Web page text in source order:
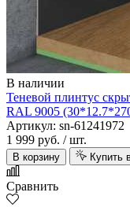
В наличии
Теневой плинтус
RAL 9005
Артикул: sn-61241972
1 999 руб. / шт.
В корзину Купить
Сравнить